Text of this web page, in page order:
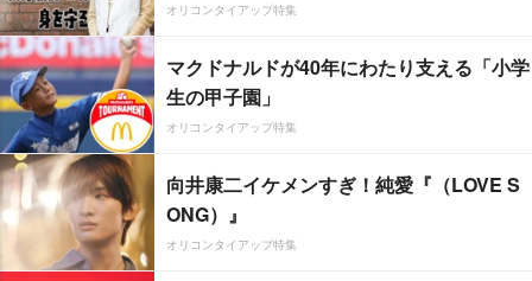
オリコンタイアップ特集
マクドナルドが40年にわたり支える「小学
生の甲子園」
オリコンタイアップ特集
向井康二イケメンすぎ！純愛『（LOVE S
ONG）』
オリコンタイアップ特集